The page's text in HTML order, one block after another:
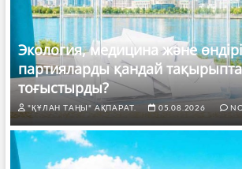
Экология, медицина және
партияларды қандай
тоғыстырды?
"ҚҰЛАН ТАҢЫ" АҚПАРАТ. 05.08.2026